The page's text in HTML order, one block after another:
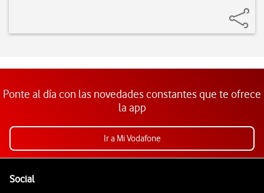
Ponte al día con las novedades constantes que te ofrece
la app
Ir a Mi Vodafone
SocialEnlaces a las redes sociales de Vodafone